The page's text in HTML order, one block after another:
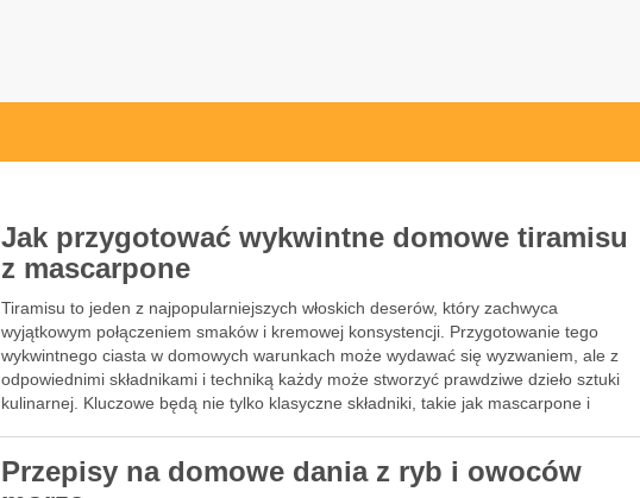
Jak przygotować wykwintne domowe tiramisu
z mascarpone
Tiramisu to jeden z najpopularniejszych włoskich deserów, który zachwyca
wyjątkowym połączeniem smaków i kremowej konsystencji. Przygotowanie tego
wykwintnego ciasta w domowych warunkach może wydawać się wyzwaniem, ale z
odpowiednimi składnikami i techniką każdy może stworzyć prawdziwe dzieło sztuki
kulinarnej. Kluczowe będą nie tylko klasyczne składniki, takie jak mascarpone i
Przepisy na domowe dania z ryb i owoców